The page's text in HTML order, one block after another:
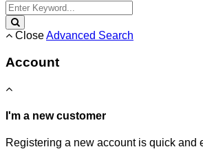
CloseAdvanced Search
Account
I'm a new customer
Registering a new account is quick and